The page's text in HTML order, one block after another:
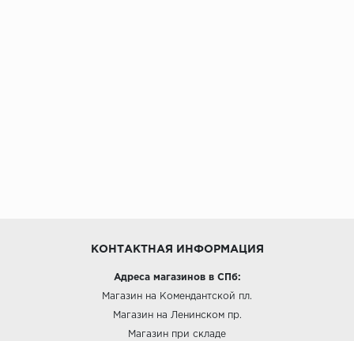
КОНТАКТНАЯ ИНФОРМАЦИЯ
Адреса магазинов в СПб:
Магазин на Комендантской пл.
Магазин на Ленинском пр.
Магазин при складе